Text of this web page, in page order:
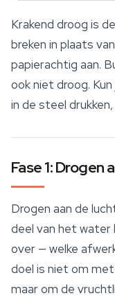
Krakend droog is
breken in plaats
papierachtig aan.
ook niet droog.
in de steel
Fase 1: Drogen
Drogen aan de
deel van het water
over — welke
doel is niet om
maar om de